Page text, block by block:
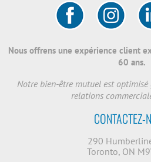
Nous offrens une expérience client
60 ans.
Notre bien-être mutuel est
relations
CONTACTEZ-
290
Toronto, ON